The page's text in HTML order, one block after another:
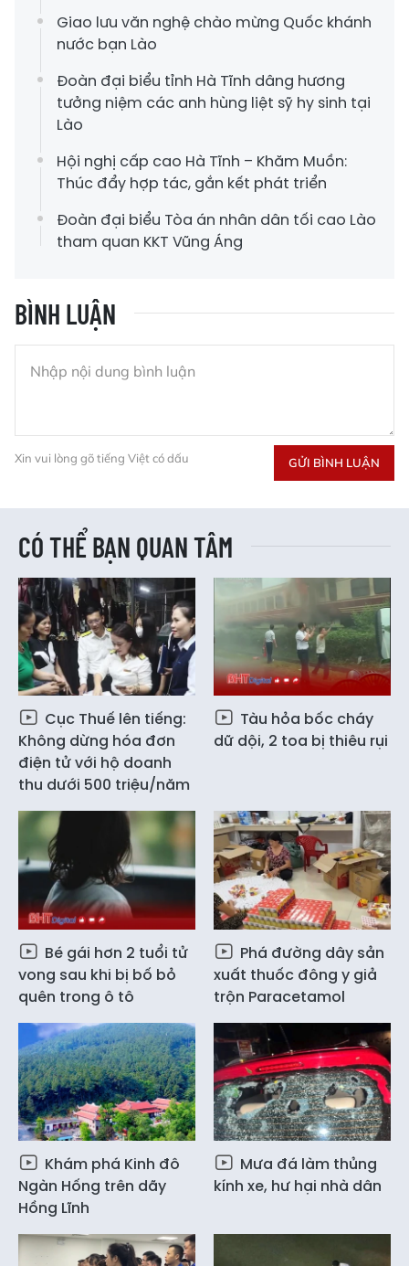
Giao lưu văn nghệ chào mừng Quốc khánh
nước bạn Lào
Đoàn đại biểu tỉnh Hà Tĩnh dâng hương
tưởng niệm các anh hùng liệt sỹ hy sinh tại
Lào
Hội nghị cấp cao Hà Tĩnh – Khăm Muồn:
Thúc đẩy hợp tác, gắn kết phát triển
Đoàn đại biểu Tòa án nhân dân tối cao Lào
tham quan KKT Vũng Áng
BÌNH LUẬN
Xin vui lòng gõ tiếng Việt có dấu GỬI BÌNH LUẬN
CÓ THỂ BẠN QUAN TÂM
Cục Thuế lên tiếng:
Không dừng hóa đơn
điện tử với hộ doanh
thu dưới 500 triệu/năm
Tàu hỏa bốc cháy
dữ dội, 2 toa bị thiêu rụi
Bé gái hơn 2 tuổi tử
vong sau khi bị bố bỏ
quên trong ô tô
Phá đường dây sản
xuất thuốc đông y giả
trộn Paracetamol
Khám phá Kinh đô
Ngàn Hống trên dãy
Hồng Lĩnh
Mưa đá làm thủng
kính xe, hư hại nhà dân